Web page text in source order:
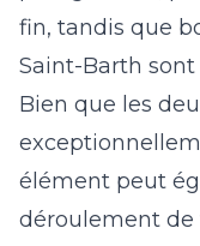
fin, tandis que
Saint-Barth
Bien que les
élément peut
déroulement de